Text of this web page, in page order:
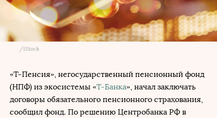
/iStock
«Т-Пенсия», негосударственный пенсионный фонд
(НПФ) из экосистемы «Т-Банка», начал заключать
договоры обязательного пенсионного страхования,
сообщил фонд. По решению Центробанка РФ в